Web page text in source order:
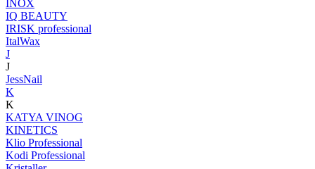
INOX
IQ BEAUTY
IRISK professional
ItalWax
J
J
JessNail
K
K
KATYA VINOG
KINETICS
Klio Professional
Kodi Professional